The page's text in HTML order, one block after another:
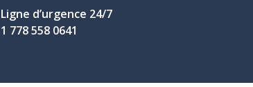
Ligne d’urgence 24/7
1 778 558 0641